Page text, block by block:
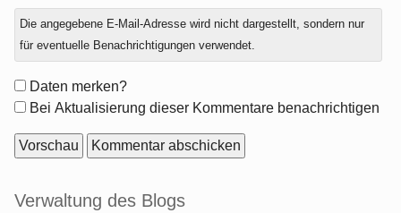
Antwort
zu
Die angegebene E-Mail-Adresse wird nicht dargestellt, sondern nur
für eventuelle Benachrichtigungen verwendet.
Formular-
Optionen
Daten merken?
Bei Aktualisierung dieser Kommentare benachrichtigen
Seitenleiste
Verwaltung des Blogs